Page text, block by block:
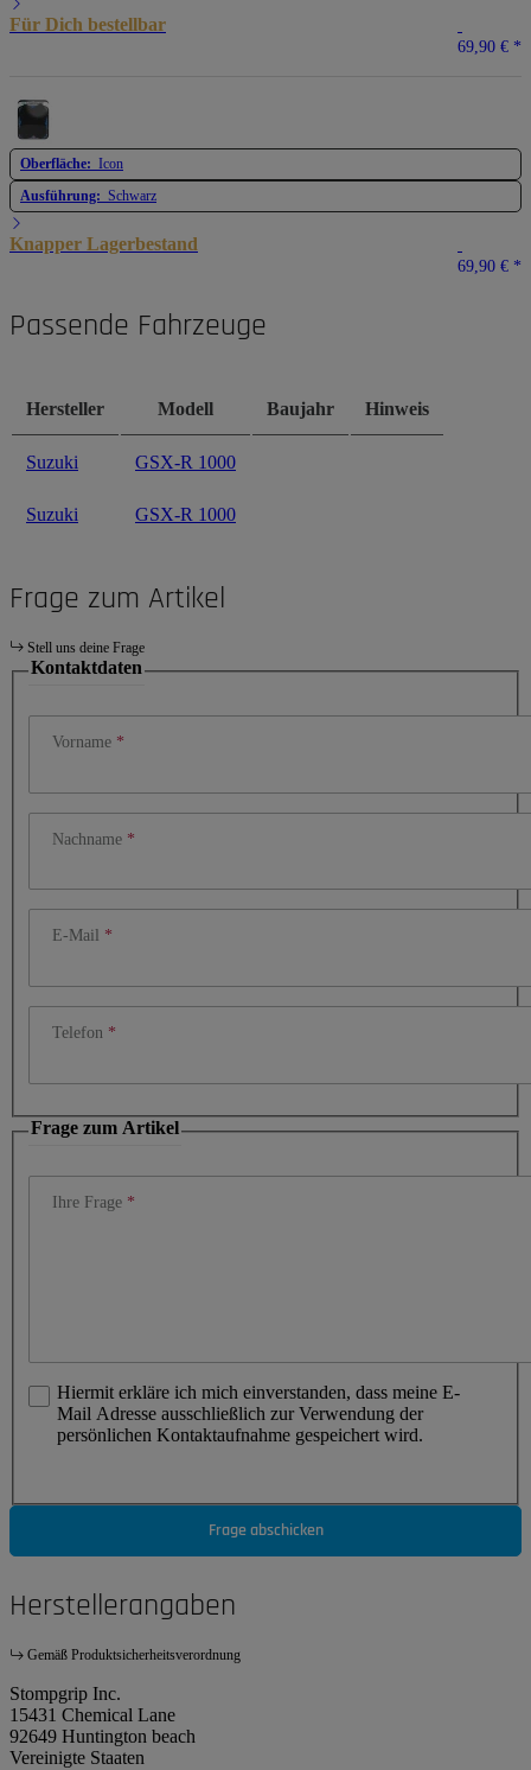
Für Dich bestellbar
69,90 € *
Oberfläche: Icon
Ausführung: Schwarz
Knapper Lagerbestand
69,90 € *
Passende Fahrzeuge
Hersteller Modell Baujahr Hinweis
Suzuki GSX-R 1000
Suzuki GSX-R 1000
Frage zum Artikel
Stell uns deine Frage
Kontaktdaten
Vorname
Nachname
E-Mail
Telefon
Frage zum Artikel
Ihre Frage
Hiermit erkläre ich mich einverstanden, dass meine E-
Mail Adresse ausschließlich zur Verwendung der
persönlichen Kontaktaufnahme gespeichert wird.
Frage abschicken
Herstellerangaben
Gemäß Produktsicherheitsverordnung
Stompgrip Inc.
15431 Chemical Lane
92649 Huntington beach
Vereinigte Staaten